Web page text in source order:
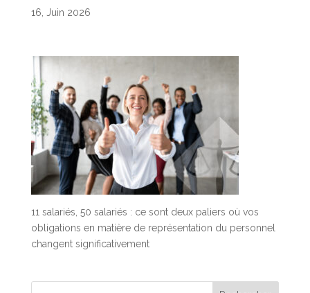
16, Juin 2026
11 salariés, 50 salariés : ce sont deux paliers où vos
obligations en matière de représentation du personnel
changent significativement